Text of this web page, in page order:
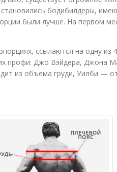
бодибилдеры,
были лучше. На первом
ссылаются на одну из
профи: Джо Вэйдера, Джона
из объема груди, Уилби —